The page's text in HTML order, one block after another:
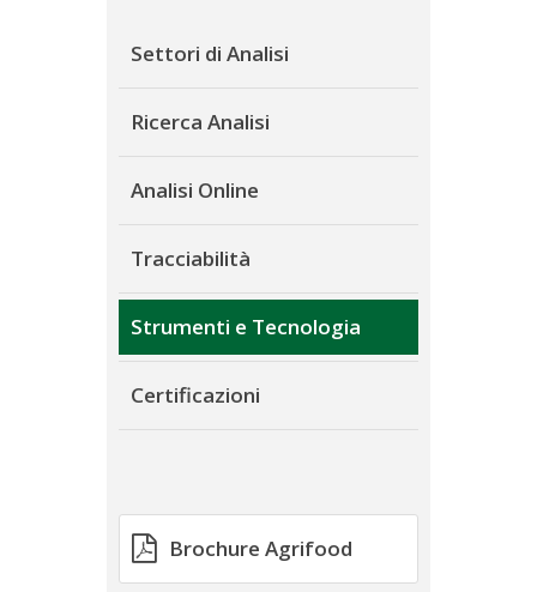
Settori di Analisi
Ricerca Analisi
Analisi Online
Tracciabilità
Strumenti e Tecnologia
Certificazioni
Brochure Agrifood